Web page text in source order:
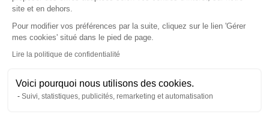
site et en dehors.
Pour modifier vos préférences par la suite, cliquez sur le lien 'Gérer
mes cookies' situé dans le pied de page.
Lire la politique de confidentialité
Voici pourquoi nous utilisons des cookies.
Suivi, statistiques, publicités, remarketing et automatisation
Axeptio consent